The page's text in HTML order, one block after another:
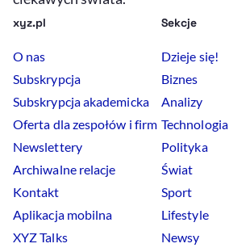
xyz.pl
O nas
Subskrypcja
Subskrypcja akademicka
Oferta dla zespołów i firm
Newslettery
Archiwalne relacje
Kontakt
Aplikacja mobilna
XYZ Talks
Sekcje
Dzieje się!
Biznes
Analizy
Technologia
Polityka
Świat
Sport
Lifestyle
Newsy